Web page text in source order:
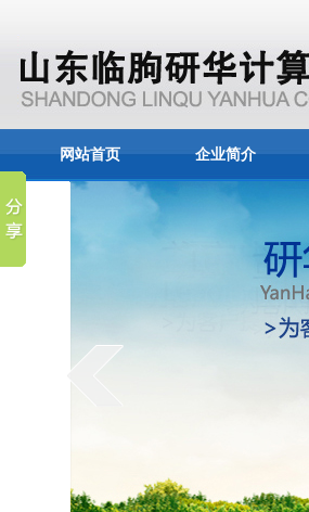
网站首页 企业简介